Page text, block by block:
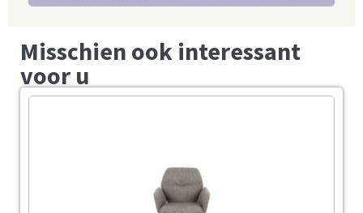
Misschien ook interessant
voor u